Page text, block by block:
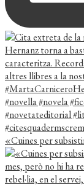
«Cuines per